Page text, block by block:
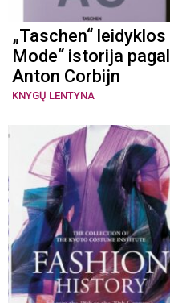
„Taschen“
Mode“ istorija
Anton Corbijn
KNYGŲ LENTYNA